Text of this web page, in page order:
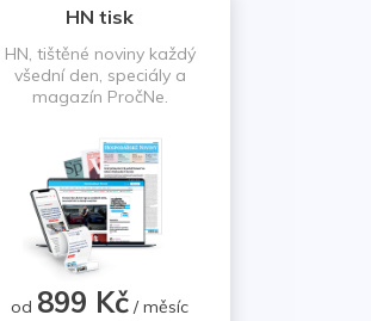
HN tisk
HN, tištěné noviny každý
všední den, speciály a
magazín PročNe.
od 899 Kč / měsíc